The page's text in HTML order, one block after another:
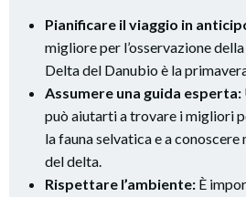
Pianificare il viaggio in
migliore per l’osservazione
Delta del Danubio è la
Assumere una guida esperta:
può aiutarti a trovare i migliori
la fauna selvatica e a conoscere
del delta.
Rispettare l’ambiente: È